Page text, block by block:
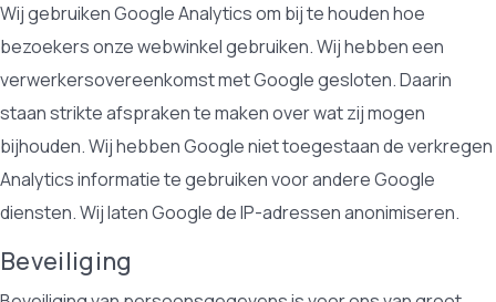
Wij gebruiken Google Analytics om bij te houden hoe
bezoekers onze webwinkel gebruiken. Wij hebben een
verwerkersovereenkomst met Google gesloten. Daarin
staan strikte afspraken te maken over wat zij mogen
bijhouden. Wij hebben Google niet toegestaan de verkregen
Analytics informatie te gebruiken voor andere Google
diensten. Wij laten Google de IP-adressen anonimiseren.
Beveiliging